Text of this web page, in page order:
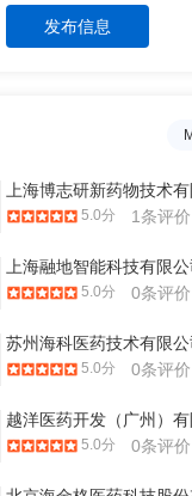
发布信息
上海博志研新药物技术
5.0分 1条评价
上海融地智能科技有限公
5.0分 0条评价
苏州海科医药技术有限公
5.0分 0条评价
越洋医药开发（广州）有
5.0分 0条评价